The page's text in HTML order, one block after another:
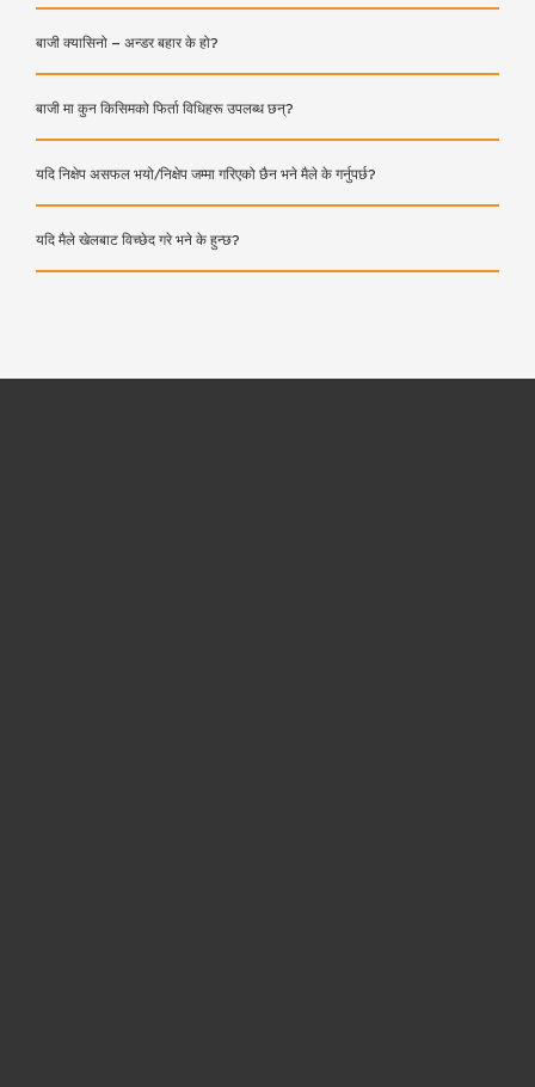
बाजी क्यासिनो – अन्डर बहार के हो?
बाजी मा कुन किसिमको फिर्ता विधिहरू उपलब्ध छन्?
यदि निक्षेप असफल भयो/निक्षेप जम्मा गरिएको छैन भने मैले के गर्नुपर्छ?
यदि मैले खेलबाट विच्छेद गरे भने के हुन्छ?